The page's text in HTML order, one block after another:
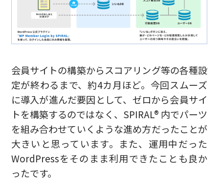
会員サイトの構築からスコアリング等の各種設
定が終わるまで、約4カ月ほど。今回スムーズ
に導入が進んだ要因として、ゼロから会員サイ
トを構築するのではなく、SPIRAL® 内でパーツ
を組み合わせていくような進め方だったことが
大きいと思っています。また、運用中だった
WordPressをそのまま利用できたことも良か
ったです。